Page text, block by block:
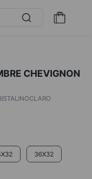
CHEVIGNON
36X32